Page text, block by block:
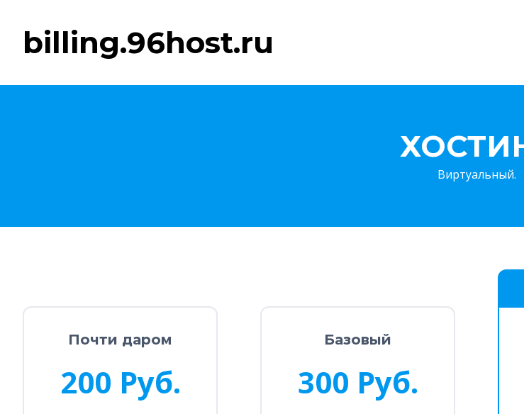
billing.96host.ru
Виртуальный.
Почти даром
200 Руб.
Базовый
300 Руб.